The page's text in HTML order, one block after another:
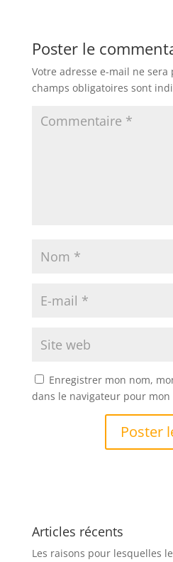
Poster le
Votre adresse e-mail ne sera
champs obligatoires sont
Enregistrer mon nom,
dans le navigateur pour
Articles récents
Les raisons pour lesquelles